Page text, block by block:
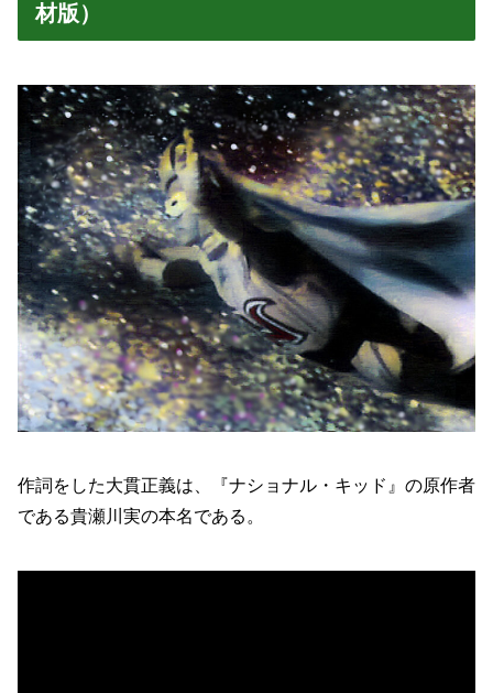
材版）
作詞をした大貫正義は、『ナショナル・キッド』の原作者
である貴瀬川実の本名である。